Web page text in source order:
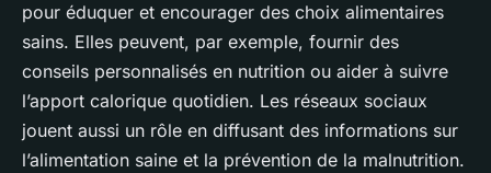
pour éduquer et encourager des choix alimentaires
sains. Elles peuvent, par exemple, fournir des
conseils personnalisés en nutrition ou aider à suivre
l’apport calorique quotidien. Les réseaux sociaux
jouent aussi un rôle en diffusant des informations sur
l’alimentation saine et la prévention de la malnutrition.